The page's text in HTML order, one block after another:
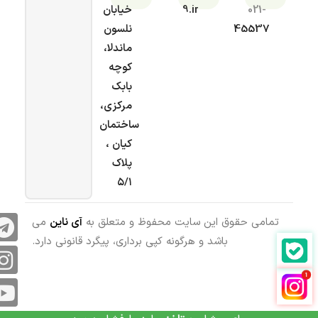
021-
45537
9.ir
خیابان
نلسون
ماندلا،
کوچه
بابک
مرکزی،
ساختمان
کیان ،
پلاک
۵/۱
تمامی حقوق این سایت محفوظ و متعلق به آی ناین می
باشد و هرگونه کپی برداری، پیگرد قانونی دارد.